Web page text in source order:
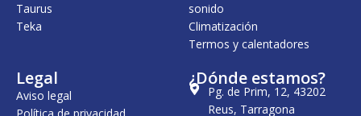
Taurus
Teka
sonido
Climatización
Termos y calentadores
Legal
Aviso legal
¿Dónde estamos?
Pg. de Prim, 12, 43202
Reus, Tarragona